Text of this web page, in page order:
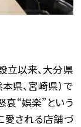
立以来、大分県
県、宮崎県）で
哀“娯楽”という
愛される店舗づ